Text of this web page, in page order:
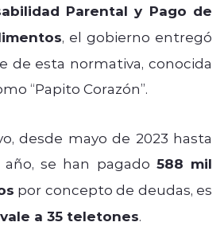
Parental y Pago de
, el gobierno entregó
de esta normativa, conocida
“Papito Corazón”.
desde mayo de 2023 hasta
se han pagado 588 mil
por concepto de deudas, es
a 35 teletones.